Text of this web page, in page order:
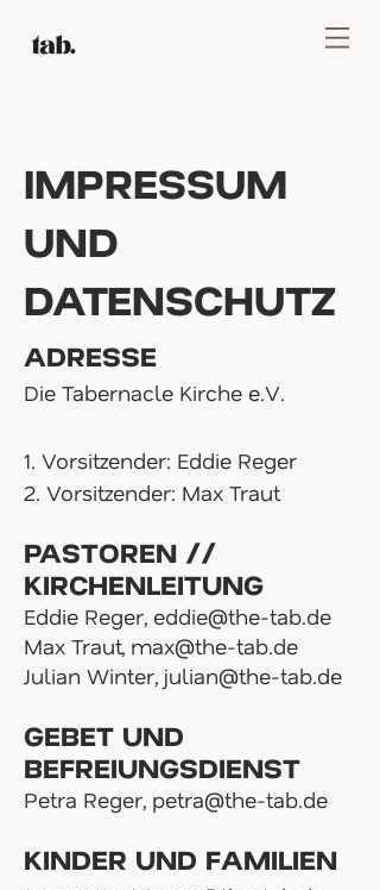
IMPRESSUM
UND
DATENSCHUTZ
ADRESSE
Die Tabernacle Kirche e.V.
1. Vorsitzender: Eddie Reger
2. Vorsitzender: Max Traut
PASTOREN //
KIRCHENLEITUNG
Eddie Reger, eddie@the-tab.de
Max Traut, max@the-tab.de
Julian Winter, julian@the-tab.de
GEBET UND
BEFREIUNGSDIENST
Petra Reger, petra@the-tab.de
KINDER UND FAMILIEN